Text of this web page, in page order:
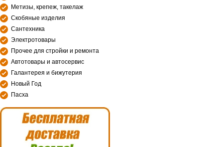
Метизы, крепеж, такелаж
Скобяные изделия
Сантехника
Электротовары
Прочее для стройки и ремонта
Автотовары и автосервис
Галантерея и бижутерия
Новый Год
Пасха